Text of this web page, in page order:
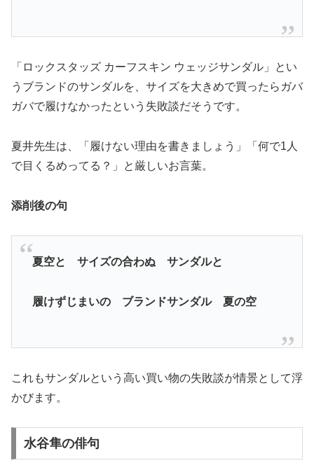
「ロックスタッズ カーフスキン ウェッジサンダル」とい
うブランドのサンダルを、サイズを大きめで買ったらガバ
ガバで履けなかったという失敗談だそうです。
夏井先生は、「履けない理由を書きましょう」「何で1人
で目くるめってる？」と厳しいお言葉。
添削後の句
夏空と サイズの合わぬ サンダルと
履けずじまいの ブランドサンダル 夏の空
これもサンダルという高い買い物の失敗談が情景として浮
かびます。
水谷隼の俳句